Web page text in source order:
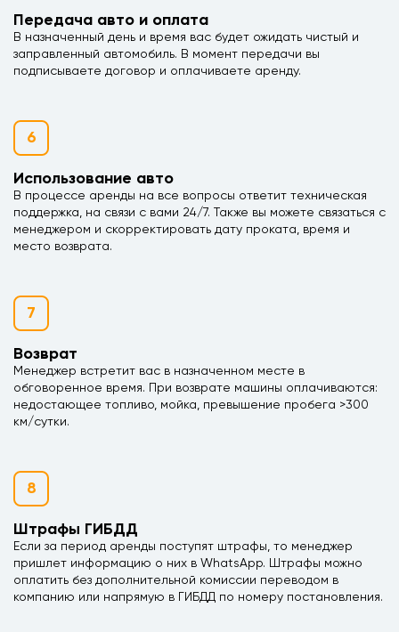
Передача авто и оплата
В назначенный день и время вас будет ожидать чистый и
заправленный автомобиль. В момент передачи вы
подписываете договор и оплачиваете аренду.
6
Использование авто
В процессе аренды на все вопросы ответит техническая
поддержка, на связи с вами 24/7. Также вы можете связаться с
менеджером и скорректировать дату проката, время и
место возврата.
7
Возврат
Менеджер встретит вас в назначенном месте в
обговоренное время. При возврате машины оплачиваются:
недостающее топливо, мойка, превышение пробега >300
км/сутки.
8
Штрафы ГИБДД
Если за период аренды поступят штрафы, то менеджер
пришлет информацию о них в WhatsApp. Штрафы можно
оплатить без дополнительной комиссии переводом в
компанию или напрямую в ГИБДД по номеру постановления.